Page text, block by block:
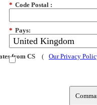
* Code Postal :
* Pays:
from CS ( Our Privacy